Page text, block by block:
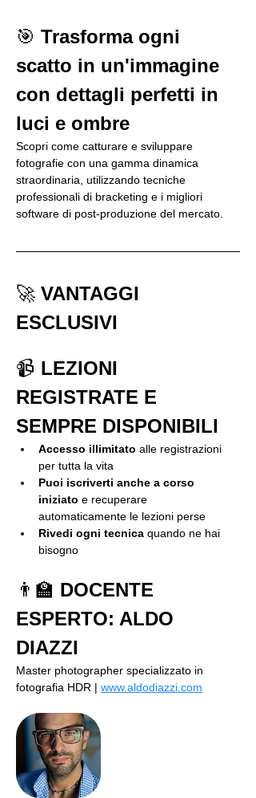
🎯 Trasforma ogni
scatto in un'immagine
con dettagli perfetti in
luci e ombre
Scopri come catturare e sviluppare
fotografie con una gamma dinamica
straordinaria, utilizzando tecniche
professionali di bracketing e i migliori
software di post-produzione del mercato.
🚀 VANTAGGI
ESCLUSIVI
📹 LEZIONI
REGISTRATE E
SEMPRE DISPONIBILI
Accesso illimitato alle registrazioni
per tutta la vita
Puoi iscriverti anche a corso
iniziato e recuperare
automaticamente le lezioni perse
Rivedi ogni tecnica quando ne hai
bisogno
👨🏫 DOCENTE
ESPERTO: ALDO
DIAZZI
Master photographer specializzato in
fotografia HDR | www.aldodiazzi.com